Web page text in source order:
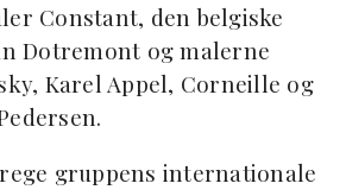
Constant, den belgiske
Dotremont og malerne
Karel Appel, Corneille og
gruppens internationale